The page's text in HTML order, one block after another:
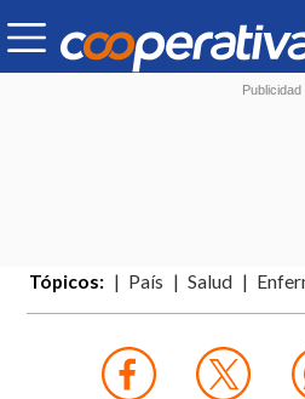
Tópicos: País Salud